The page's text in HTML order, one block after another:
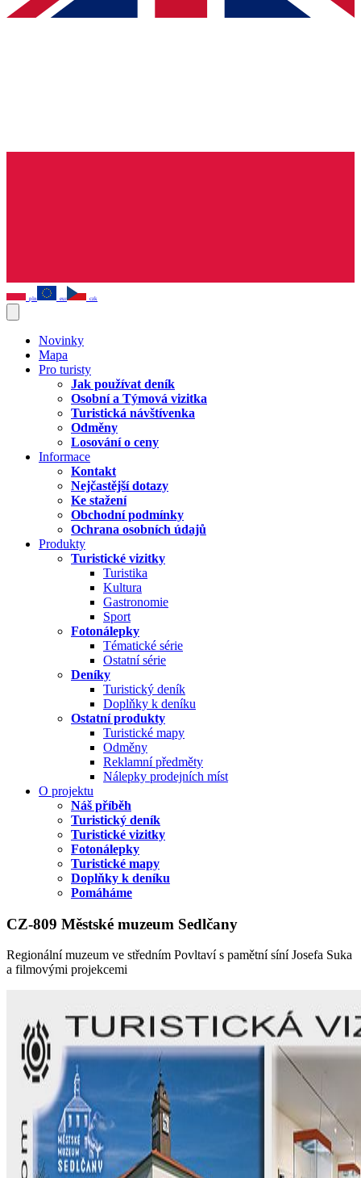
pln eur czk
Novinky
Mapa
Pro turisty
Jak používat deník
Osobní a Týmová vizitka
Turistická návštívenka
Odměny
Losování o ceny
Informace
Kontakt
Nejčastější dotazy
Ke stažení
Obchodní podmínky
Ochrana osobních údajů
Produkty
Turistické vizitky
Turistika
Kultura
Gastronomie
Sport
Fotonálepky
Tématické série
Ostatní série
Deníky
Turistický deník
Doplňky k deníku
Ostatní produkty
Turistické mapy
Odměny
Reklamní předměty
Nálepky prodejních míst
O projektu
Náš příběh
Turistický deník
Turistické vizitky
Fotonálepky
Turistické mapy
Doplňky k deníku
Pomáháme
CZ-809 Městské muzeum Sedlčany
Regionální muzeum ve středním Povltaví s pamětní síní Josefa Suka
a filmovými projekcemi